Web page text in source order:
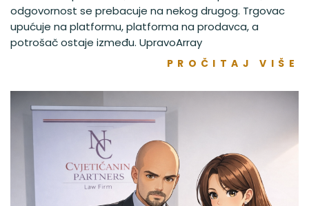
odgovornost se prebacuje na nekog drugog. Trgovac
upućuje na platformu, platforma na prodavca, a
potrošač ostaje između. UpravoArray
PROČITAJ VIŠE